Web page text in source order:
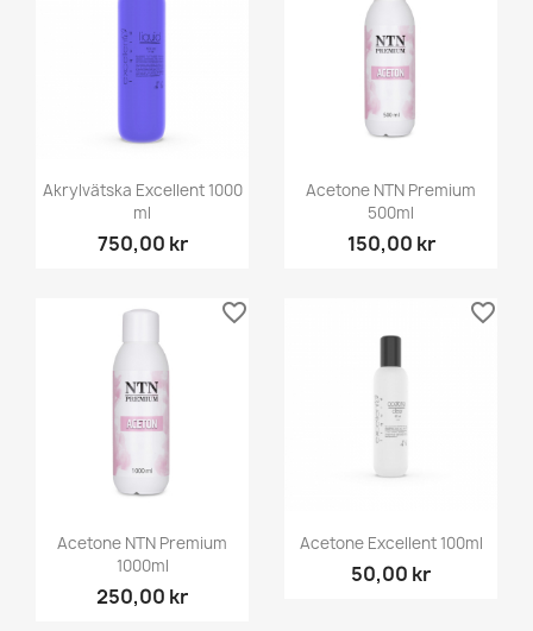
Akrylvätska Excellent 1000
ml
750,00 kr
Acetone NTN Premium
500ml
150,00 kr
Acetone NTN Premium
1000ml
250,00 kr
favorite_border
Acetone Excellent 100ml
50,00 kr
favorite_border